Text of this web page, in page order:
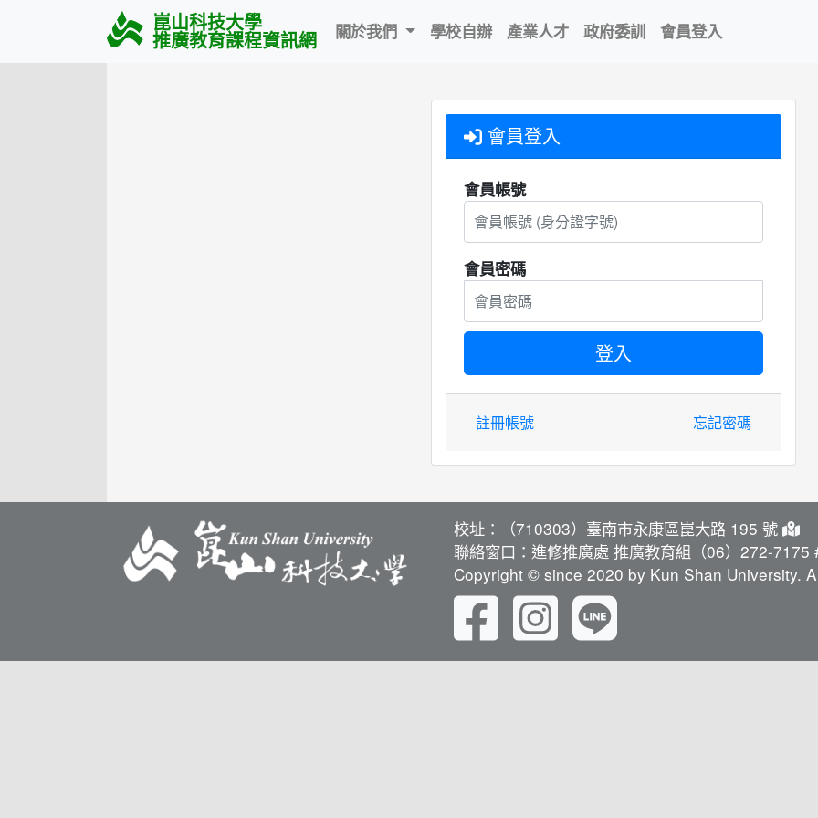
崑山科技大學
推廣教育課程資訊網 關於我們 學校自辦 產業人才 政府委訓 會員登入
會員登入
會員帳號
會員密碼
註冊帳號 忘記密碼
校址：（710303）臺南市永康區崑大路 195 號
聯絡窗口：進修推廣處 推廣教育組（06）272-7175
Copyright © since 2020 by Kun Shan University.